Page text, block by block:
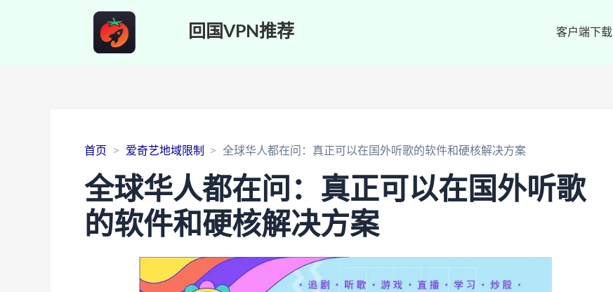
回国VPN推荐 客户端下载
首页 爱奇艺地域限制 全球华人都在问：真正可以在国外听歌的软件和硬核解决方案
全球华人都在问：真正可以在国外听歌
的软件和硬核解决方案